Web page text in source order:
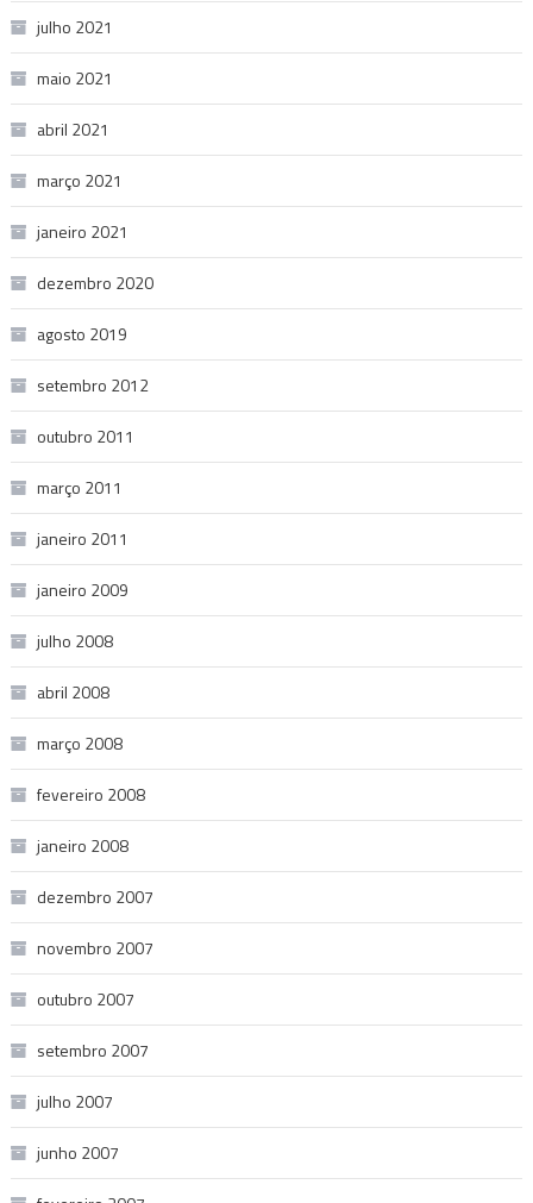
julho 2021
maio 2021
abril 2021
março 2021
janeiro 2021
dezembro 2020
agosto 2019
setembro 2012
outubro 2011
março 2011
janeiro 2011
janeiro 2009
julho 2008
abril 2008
março 2008
fevereiro 2008
janeiro 2008
dezembro 2007
novembro 2007
outubro 2007
setembro 2007
julho 2007
junho 2007